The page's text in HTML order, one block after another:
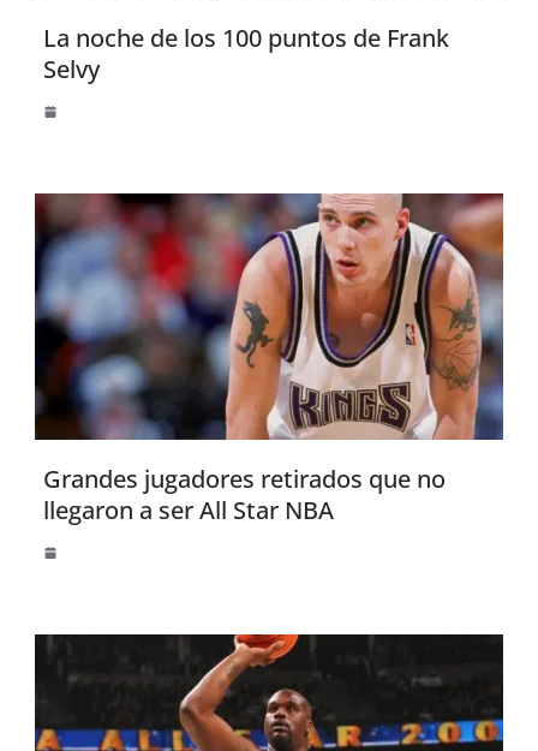
La noche de los 100 puntos de Frank
Selvy
Grandes jugadores retirados que no
llegaron a ser All Star NBA